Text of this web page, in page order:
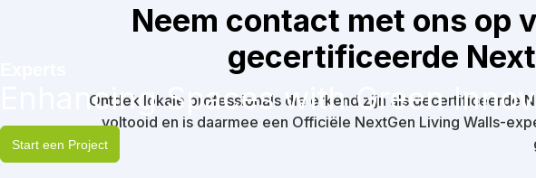
Enhancing Spaces with Green
Start een Project
Neem contact met ons op
gecertificeerde
Ontdek lokale professionals die erkend zijn als gecertificeerde
voltooid en is daarmee een Officiële NextGen Living Walls-